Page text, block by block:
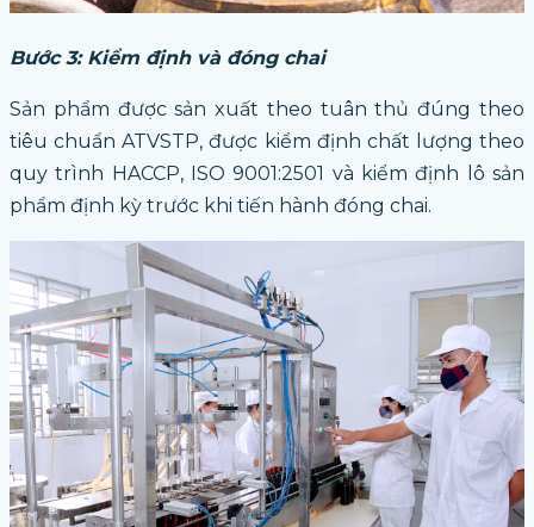
Bước 3: Kiểm định và đóng chai
Sản phẩm được sản xuất theo tuân thủ đúng theo
tiêu chuẩn ATVSTP, được kiểm định chất lượng theo
quy trình HACCP, ISO 9001:2501 và kiểm định lô sản
phẩm định kỳ trước khi tiến hành đóng chai.